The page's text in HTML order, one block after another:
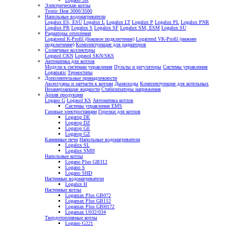
Электрические котлы
Tronic Heat 3000/3500
Напольные водонагреватели
Logalux ES, ESU Logalux L Logalux LT Logalux P Logalux PL Logalux PNR
Logalux PR Logalux S Logalux SF Logalux SM, ESM Logalux SU
Радиаторы отопления
Logatrend K-Profil (боковое подключение) Logatrend VK-Profil (нижнее
подключение) Комплектующие для радиаторов
Солнечные коллекторы
Logasol CKN Logasol SKN/SKS
Автоматика для котлов
Модули к системам управления Пульты и регуляторы Системы управления
Logamatic Термостаты
Дополнительные принадлежности
Аксессуары и запчасти к котлам Дымоходы Комплектующие для котельных
Незамерзающие жидкости Стабилизаторы напряжения
Архив продукции
Logano G Logasol KS Автоматика котлов
Системы управления EMS
Газовые электростанции Горелки для котлов
Logatop DE
Logatop DZ
Logatop GE
Logatop GZ
Каминные печи Напольные водонагреватели
Logalux SL
Logalux SMH
Напольные котлы
Logano Plus GB312
Logano S
Logano SHD
Настенные водонагреватели
Logalux H
Настенные котлы
Logamax Plus GB072
Logamax Plus GB112
Logamax Plus GBH172
Logamax U032/034
Твердотопливные котлы
Logano G221